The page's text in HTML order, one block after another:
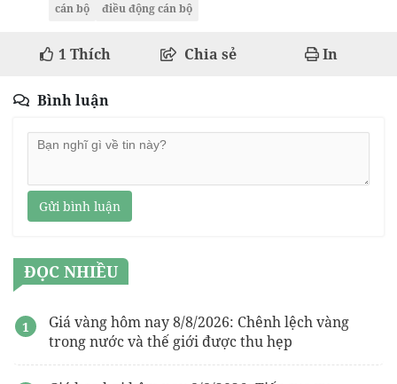
cán bộ
điều động cán bộ
1 Thích Chia sẻ In
Bình luận
Gửi bình luận
ĐỌC NHIỀU
Giá vàng hôm nay 8/8/2026: Chênh lệch vàng
trong nước và thế giới được thu hẹp